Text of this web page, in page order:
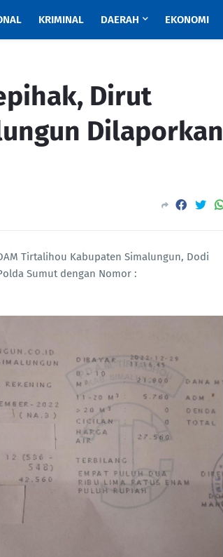
KRIMINAL DAERAH EKONOMI
Dirut
Dilaporkan
Tirtalihou Kabupaten Simalungun, Dodi
Sumut dengan Nomor :